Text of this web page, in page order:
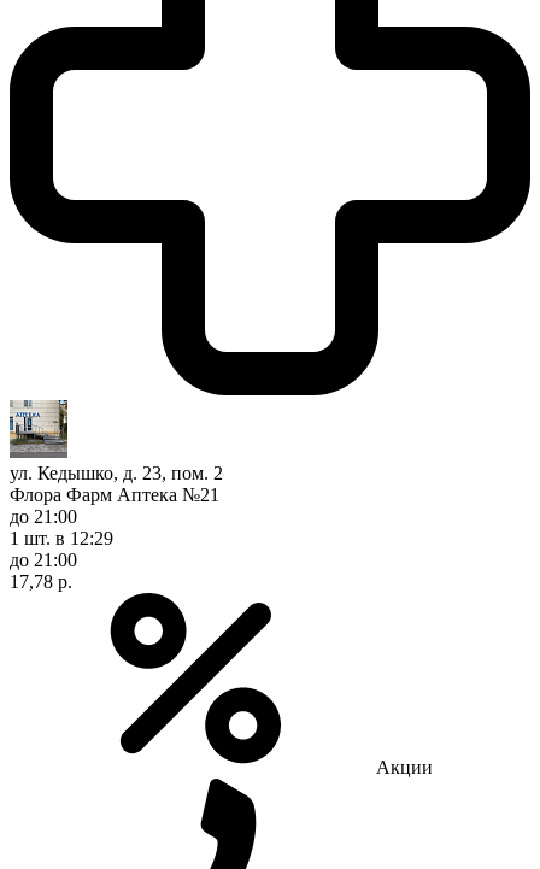
ул. Кедышко, д. 23, пом. 2
Флора Фарм Аптека №21
до 21:00
1 шт. в 12:29
до 21:00
17,78 р.
Акции